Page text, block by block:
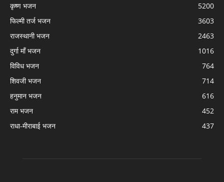
कृष्ण भजन
5200
फिल्मी तर्ज भजन
3603
राजस्थानी भजन
2463
दुर्गा माँ भजन
1016
विविध भजन
764
शिवजी भजन
714
हनुमान भजन
616
राम भजन
452
राधा-मीराबाई भजन
437